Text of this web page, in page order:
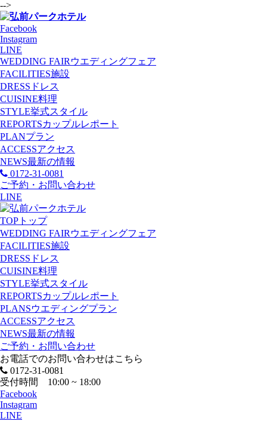
-->
Facebook
Instagram
LINE
WEDDING FAIR ウエディングフェア
FACILITIES施設
DRESS ドレス
CUISINE料理
STYLE挙式スタイル
REPORTSカップルレポート
PLANプラン
ACCESSアクセス
NEWS最新の情報
0172-31-0081
ご予約・お問い合わせ
LINE
TOP トップ
WEDDING FAIR ウエディングフェア
FACILITIES施設
DRESS ドレス
CUISINE料理
STYLE挙式スタイル
REPORTSカップルレポート
PLANSウエディングプラン
ACCESSアクセス
NEWS最新の情報
ご予約・お問い合わせ
お電話でのお問い合わせはこちら
0172-31-0081
受付時間 10:00 ~ 18:00
Facebook
Instagram
LINE